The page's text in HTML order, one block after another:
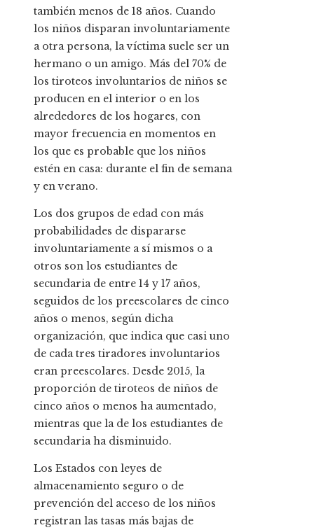
también menos de 18 años. Cuando
los niños disparan involuntariamente
a otra persona, la víctima suele ser un
hermano o un amigo. Más del 70% de
los tiroteos involuntarios de niños se
producen en el interior o en los
alrededores de los hogares, con
mayor frecuencia en momentos en
los que es probable que los niños
estén en casa: durante el fin de semana
y en verano.
Los dos grupos de edad con más
probabilidades de dispararse
involuntariamente a sí mismos o a
otros son los estudiantes de
secundaria de entre 14 y 17 años,
seguidos de los preescolares de cinco
años o menos, según dicha
organización, que indica que casi uno
de cada tres tiradores involuntarios
eran preescolares. Desde 2015, la
proporción de tiroteos de niños de
cinco años o menos ha aumentado,
mientras que la de los estudiantes de
secundaria ha disminuido.
Los Estados con leyes de
almacenamiento seguro o de
prevención del acceso de los niños
registran las tasas más bajas de